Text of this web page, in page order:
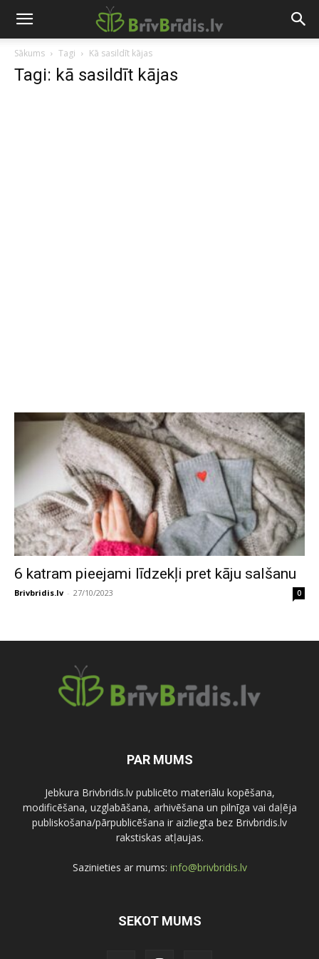
Sākums Tagi Kā sasildīt kājas
Tagi: kā sasildīt kājas
6 katram pieejami līdzekļi pret kāju salšanu
Brivbridis.lv - 27/10/2023 0
PAR MUMS
Jebkura Brivbridis.lv publicēto materiālu kopēšana,
modificēšana, uzglabāšana, arhivēšana un pilnīga vai daļēja
publiskošana/pārpublicēšana ir aizliegta bez Brivbridis.lv
rakstiskas atļaujas.
Sazinieties ar mums: info@brivbridis.lv
SEKOT MUMS